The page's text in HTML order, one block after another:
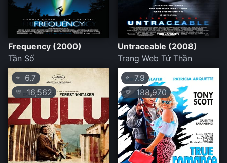
Frequency (2000)
Tần Số
Untraceable (2008)
Trang Web Tử Thần
⭐ 6.7
💛 16,562
⭐ 7.9
💛188,970